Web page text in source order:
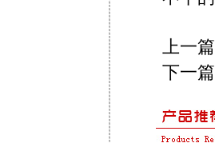
上一
下一